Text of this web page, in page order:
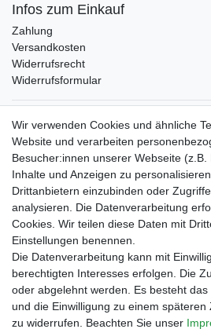
Infos zum Einkauf
Zahlung
Versandkosten
Widerrufsrecht
Widerrufsformular
Verpackungslizenz
bei der Landbell AG
Zahlungsarten
Vorabüberweisung
Rechnungskauf
Zahlung bei Abholung
PayPal (inkl. Kreditkarten)
Wir verwenden Cookies und ähnliche
Website und verarbeiten
Besucher:innen unserer Webseite (z.B.
Inhalte und Anzeigen zu
Drittanbietern einzubinden oder
analysieren. Die Datenverarbeitung
Cookies. Wir teilen diese Daten mit
Einstellungen benennen.
Die Datenverarbeitung kann mit
berechtigten Interesses erfolgen. Die
oder abgelehnt werden. Es besteht
und die Einwilligung zu einem
zu widerrufen. Beachten Sie unser